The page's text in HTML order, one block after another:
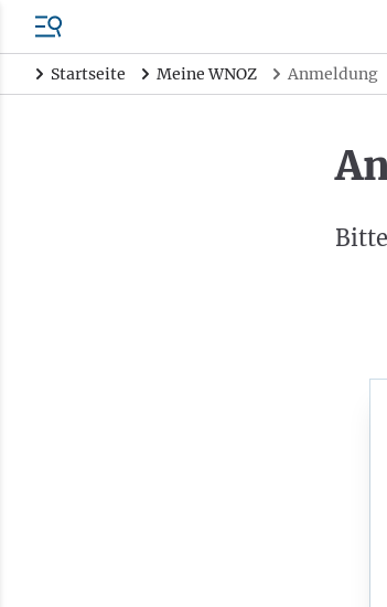
Startseite Meine WNOZ Anmeldung